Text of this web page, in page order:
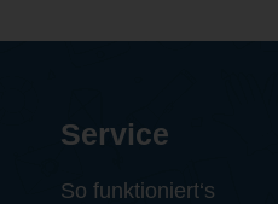
Service
So funktioniert‘s